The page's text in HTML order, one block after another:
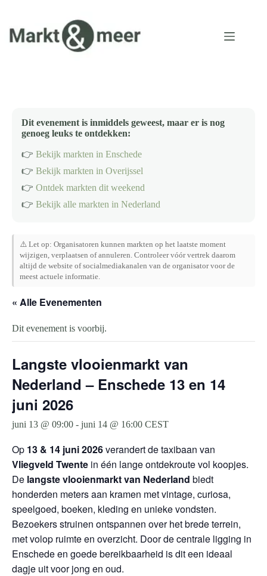
inhoud
Dit evenement is inmiddels geweest, maar er is nog
genoeg leuks te ontdekken:
👉 Bekijk markten in Enschede
👉 Bekijk markten in Overijssel
👉 Ontdek markten dit weekend
👉 Bekijk alle markten in Nederland
⚠️ Let op: Organisatoren kunnen markten op het laatste moment
wijzigen, verplaatsen of annuleren. Controleer vóór vertrek daarom
altijd de website of socialmediakanalen van de organisator voor de
meest actuele informatie.
« Alle Evenementen
Dit evenement is voorbij.
Langste vlooienmarkt van
Nederland – Enschede 13 en 14
juni 2026
juni 13 @ 09:00 - juni 14 @ 16:00 CEST
Op 13 & 14 juni 2026verandert de taxibaan van
Vliegveld Twente in één lange ontdekroute vol koopjes.
De langste vlooienmarkt van Nederland biedt
honderden meters aan kramen met vintage, curiosa,
speelgoed, boeken, kleding en unieke vondsten.
Bezoekers struinen ontspannen over het brede terrein,
met volop ruimte en overzicht. Door de centrale ligging in
Enschede en goede bereikbaarheid is dit een ideaal
dagje uit voor jong en oud.